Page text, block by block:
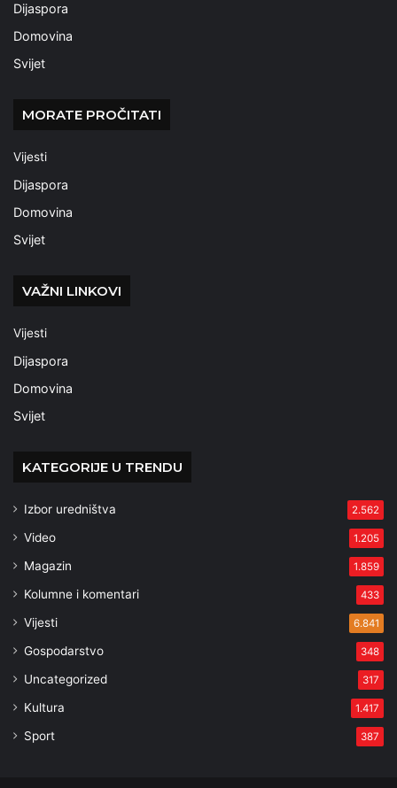
Dijaspora
Domovina
Svijet
MORATE PROČITATI
Vijesti
Dijaspora
Domovina
Svijet
VAŽNI LINKOVI
Vijesti
Dijaspora
Domovina
Svijet
KATEGORIJE U TRENDU
Izbor uredništva 2.562
Video 1.205
Magazin 1.859
Kolumne i komentari 433
Vijesti 6.841
Gospodarstvo 348
Uncategorized 317
Kultura 1.417
Sport 387